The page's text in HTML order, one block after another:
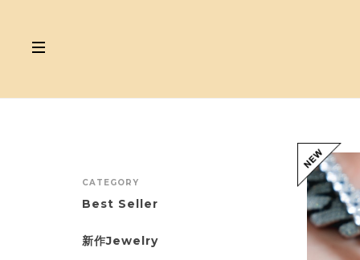
CATEGORY
Best Seller
新作Jewelry